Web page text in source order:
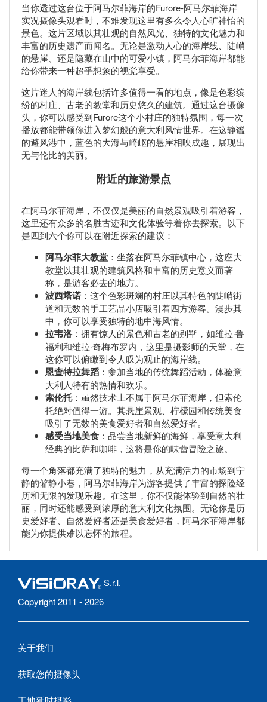
当你透过这台位于阿马尔菲海岸的Furore-阿马尔菲海岸
实况摄像头观看时，不难发现这里有多么令人心旷神怡的
景色。这片区域以其壮观的自然风光、独特的文化魅力和
丰富的历史遗产而闻名。无论是激动人心的海岸线、陡峭
的悬崖、还是隐藏在山中的可爱小镇，阿马尔菲海岸都能
给你带来一种超乎想象的视觉享受。
这片迷人的海岸线包括许多值得一看的地点，像是色彩缤
纷的村庄、古老的教堂和历史悠久的建筑。通过这台摄像
头，你可以感受到Furore这个小村庄的独特氛围，每一次
播放都能带领你进入梦幻般的意大利风情世界。在这静谧
的避风港中，蓝色的大海与崎岖的悬崖相映成趣，展现出
无与伦比的美丽。
附近的旅游景点
在阿马尔菲海岸，不仅仅是美丽的自然景观吸引着游客，
这里还有众多的名胜古迹和文化体验等着你去探索。以下
是四到六个你可以在附近探索的建议：
阿马尔菲大教堂 ：坐落在阿马尔菲镇中心，这座大
教堂以其壮观的建筑风格和丰富的历史意义而著
称，是游客必去的地方。
波西塔诺 ：这个色彩斑斓的村庄以其特色的陡峭街
道和无数的手工艺品小店吸引着四方游客。漫步其
中，你可以享受独特的地中海风情。
拉韦洛 ：拥有惊人的景色和古老的别墅，如维拉·鲁
福利和维拉·奇梅布罗内，这里是摄影师的天堂，在
这你可以俯瞰到令人叹为观止的海岸线。
恩查特拉舞蹈 ：参加当地的传统舞蹈活动，体验意
大利人特有的热情和欢乐。
索伦托：虽然技术上不属于阿马尔菲海岸，但索伦
托绝对值得一游。其悬崖景观、柠檬园和传统美食
吸引了无数的美食爱好者和自然爱好者。
感受当地美食 ：品尝当地新鲜的海鲜，享受意大利
经典的比萨和咖啡，这将是你的味蕾冒险之旅。
每一个角落都充满了独特的魅力，从充满活力的市场到宁
静的僻静小巷，阿马尔菲海岸为游客提供了丰富的探险经
历和无限的发现乐趣。在这里，你不仅能体验到自然的壮
丽，同时还能感受到浓厚的意大利文化氛围。无论你是历
史爱好者、自然爱好者还是美食爱好者，阿马尔菲海岸都
能为你提供难以忘怀的旅程。
S.r.l.
Copyright 2011 - 2026
关于我们
获取您的摄像头